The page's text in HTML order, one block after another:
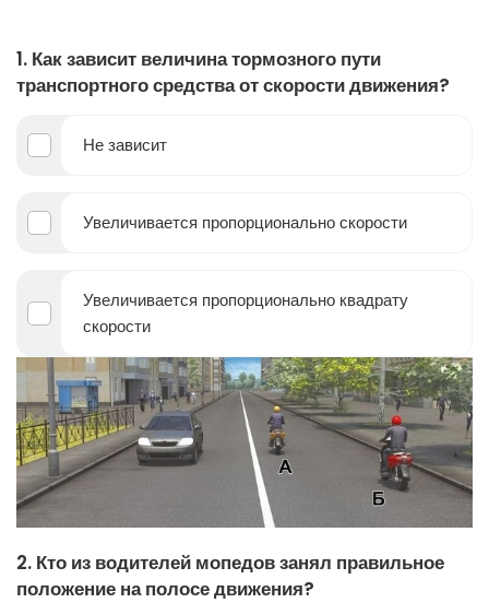
1. Как зависит величина тормозного пути
транспортного средства от скорости движения?
Не зависит
Увеличивается пропорционально скорости
Увеличивается пропорционально квадрату
скорости
2. Кто из водителей мопедов занял правильное
положение на полосе движения?